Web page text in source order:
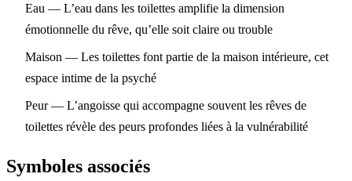
Eau — L’eau dans les toilettes amplifie la dimension
émotionnelle du rêve, qu’elle soit claire ou trouble
Maison — Les toilettes font partie de la maison intérieure, cet
espace intime de la psyché
Peur— L’angoisse qui accompagne souvent les rêves de
toilettes révèle des peurs profondes liées à la vulnérabilité
Symboles associés